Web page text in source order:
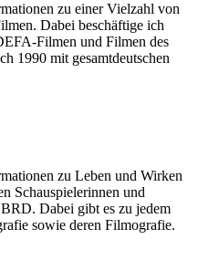
zu einer Vielzahl von
Dabei beschäftige ich
Filmen und Filmen des
1990 mit gesamtdeutschen
zu Leben und Wirken
Schauspielerinnen und
Dabei gibt es zu jedem
sowie deren Filmografie.